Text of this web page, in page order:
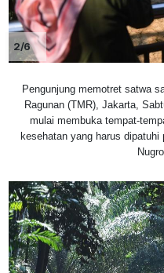
2/6
Pengunjung memotret satwa
Ragunan (TMR), Jakarta,
mulai membuka tempat-
kesehatan yang harus